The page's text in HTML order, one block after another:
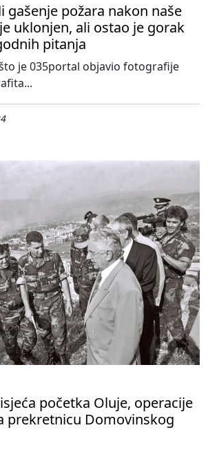
gašenje požara nakon naše
uklonjen, ali ostao je gorak
pitanja
je 035portal objavio fotografije
početka Oluje, operacije
prekretnicu Domovinskog